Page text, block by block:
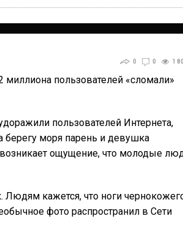
0 0 1
пользователей «сломали»
пользователей Интернета,
моря парень и девушка
ощущение, что молодые
кажется, что ноги
фото распространил в Сети